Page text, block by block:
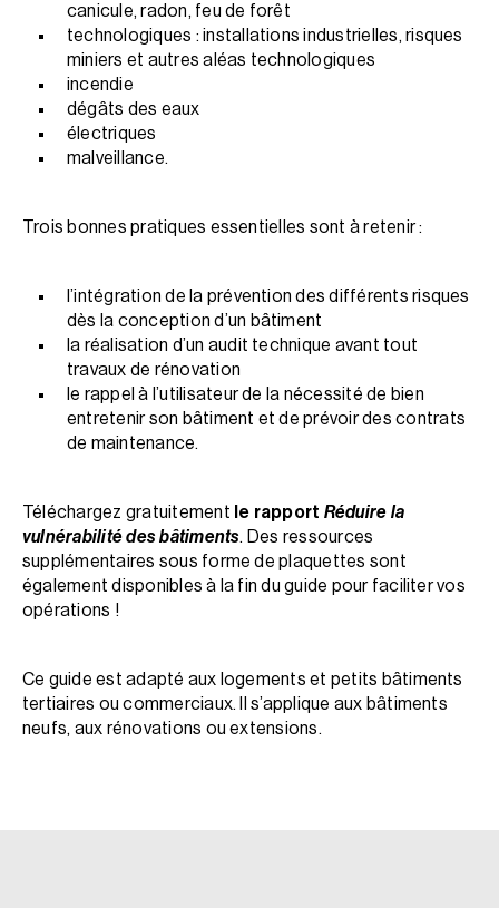
canicule, radon, feu de forêt
technologiques : installations industrielles, risques
miniers et autres aléas technologiques
incendie
dégâts des eaux
électriques
malveillance.
Trois bonnes pratiques essentielles sont à retenir :
l’intégration de la prévention des différents risques
dès la conception d’un bâtiment
la réalisation d’un audit technique avant tout
travaux de rénovation
le rappel à l’utilisateur de la nécessité de bien
entretenir son bâtiment et de prévoir des contrats
de maintenance.
Téléchargez gratuitement le rapport Réduire la
vulnérabilité des bâtiments. Des ressources
supplémentaires sous forme de plaquettes sont
également disponibles à la fin du guide pour faciliter vos
opérations !
Ce guide est adapté aux logements et petits bâtiments
tertiaires ou commerciaux. Il s’applique aux bâtiments
neufs, aux rénovations ou extensions.